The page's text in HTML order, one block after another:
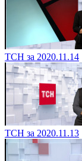
ТСН за 2020.11.14
ТСН за 2020.11.13